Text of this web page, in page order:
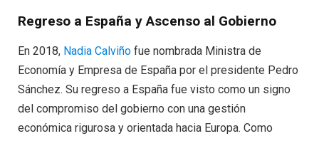
Regreso a España y Ascenso al Gobierno
En 2018, Nadia Calviño fue nombrada Ministra de
Economía y Empresa de España por el presidente Pedro
Sánchez. Su regreso a España fue visto como un signo
del compromiso del gobierno con una gestión
económica rigurosa y orientada hacia Europa. Como